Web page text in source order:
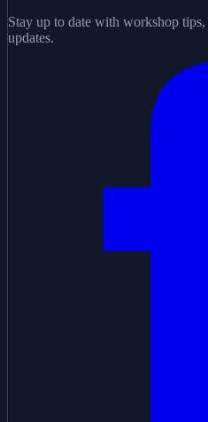
Stay up to date with workshop
updates.